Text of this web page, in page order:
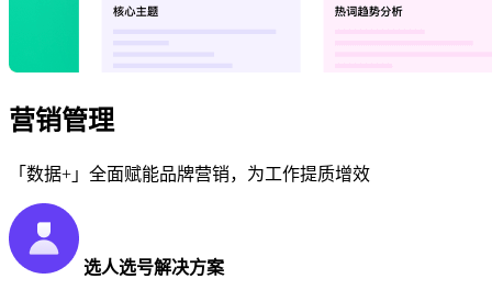
营销管理
「数据+」全面赋能品牌营销，为工作提质增效
选人选号解决方案